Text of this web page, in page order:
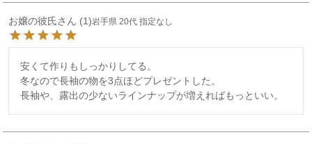
お嬢の彼氏 1 岩手県 20代 指定なし
安くて作りもしっかりしてる。
冬なので長袖の物を3点ほどプレゼントした。
長袖や、露出の少ないラインナップが増えればもっといい。